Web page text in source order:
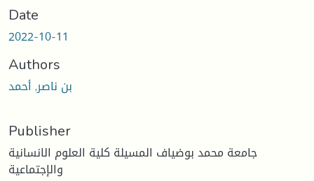
Date
2022-10-11
Authors
بن ناصر, أحمد
Publisher
جامعة محمد بوضياف المسيلة كلية العلوم الانسانية
والإجتماعية